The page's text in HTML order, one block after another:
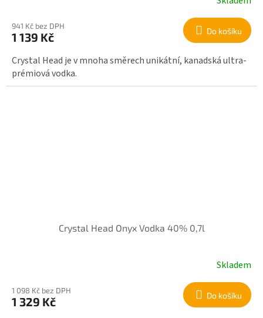
941 Kč bez DPH
1 139 Kč Do košíku
Crystal Head je v mnoha směrech unikátní, kanadská ultra-
prémiová vodka.
Crystal Head Onyx Vodka 40% 0,7l
Skladem
1 098 Kč bez DPH
1 329 Kč Do košíku